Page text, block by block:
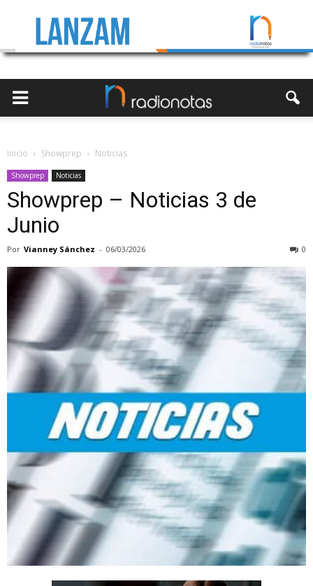
Inicio Showprep Noticias
Showprep Noticias
Showprep – Noticias 3 de
Junio
Por Vianney Sánchez - 06/03/2026 0